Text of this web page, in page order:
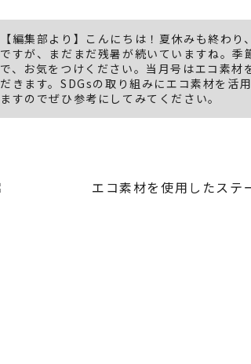
【編集部より】こんにちは！夏休みも終わ
ですが、まだまだ残暑が続いていますね。
で、お気をつけください。当月号はエコ素
だきます。SDGsの取り組みにエコ素材を活
ますのでぜひ参考にしてみてください。